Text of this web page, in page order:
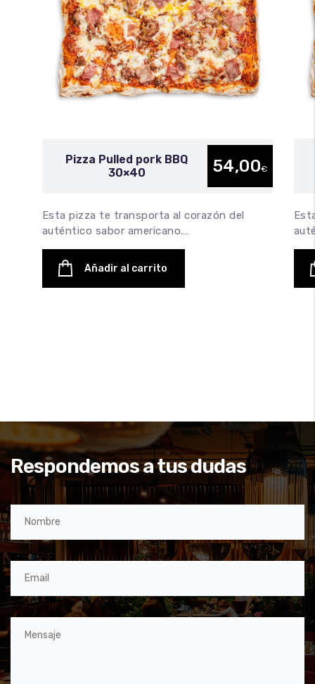
Pizza Pulled pork BBQ
30×40
54,00€
Esta pizza te transporta al corazón del
auténtico sabor americano.…
Añadir al carrito
Respondemos a tus dudas